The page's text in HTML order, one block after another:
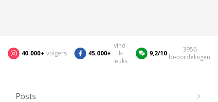
40.000+ volgers 45.000+
vind-
ik-
leuks
9,2/10
3956
beoordelingen
Posts